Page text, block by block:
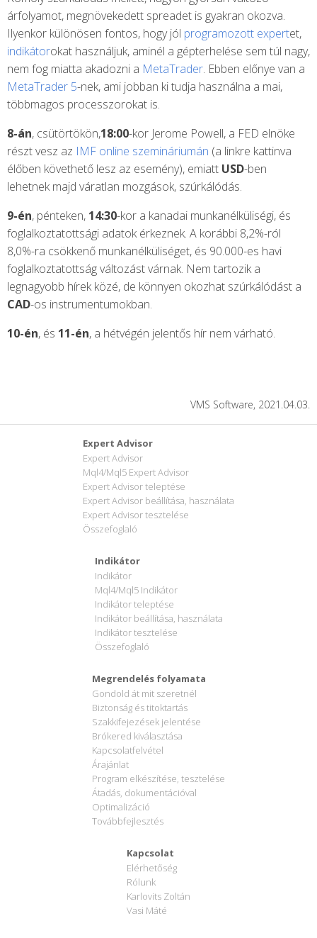
árfolyamot, megnövekedett spreadet is gyakran okozva.
Ilyenkor különösen fontos, hogy jól programozott expertet,
indikátorokat használjuk, aminél a gépterhelése sem túl nagy,
nem fog miatta akadozni a MetaTrader. Ebben előnye van a
MetaTrader 5-nek, ami jobban ki tudja használna a mai,
többmagos processzorokat is.
8-án, csütörtökön,18:00-kor Jerome Powell, a FED elnöke
részt vesz az IMF online szemináriumán (a linkre kattinva
élőben követhető lesz az esemény), emiatt USD-ben
lehetnek majd váratlan mozgások, szúrkálódás.
9-én, pénteken, 14:30-kor a kanadai munkanélküliségi, és
foglalkoztatottsági adatok érkeznek. A korábbi 8,2%-ról
8,0%-ra csökkenő munkanélküliséget, és 90.000-es havi
foglalkoztatottság változást várnak. Nem tartozik a
legnagyobb hírek közé, de könnyen okozhat szúrkálódást a
CAD-os instrumentumokban.
10-én, és 11-én, a hétvégén jelentős hír nem várható.
VMS Software, 2021.04.03.
Expert Advisor
Expert Advisor
Mql4/Mql5 Expert Advisor
Expert Advisor teleptése
Expert Advisor beállítása, használata
Expert Advisor tesztelése
Összefoglaló
Indikátor
Indikátor
Mql4/Mql5 Indikátor
Indikátor teleptése
Indikátor beállítása, használata
Indikátor tesztelése
Összefoglaló
Megrendelés folyamata
Gondold át mit szeretnél
Biztonság és titoktartás
Szakkifejezések jelentése
Brókered kiválasztása
Kapcsolatfelvétel
Árajánlat
Program elkészítése, tesztelése
Átadás, dokumentációval
Optimalizáció
Továbbfejlesztés
Kapcsolat
Elérhetőség
Rólunk
Karlovits Zoltán
Vasi Máté